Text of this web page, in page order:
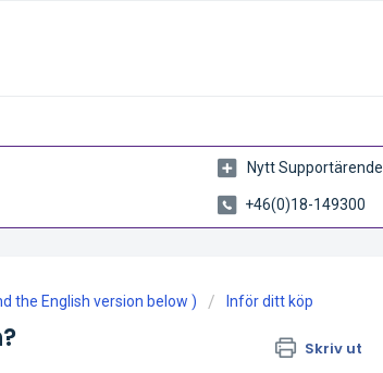
Nytt Supportärende
+46(0)18-149300
the English version below ) Inför ditt köp
Skriv ut